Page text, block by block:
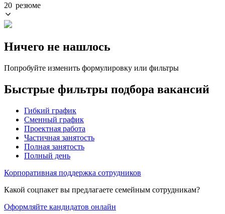
20 резюме
Ничего не нашлось
Попробуйте изменить формулировку или фильтры
Быстрые фильтры подбора вакансий
Гибкий график
Сменный график
Проектная работа
Частичная занятость
Полная занятость
Полный день
Корпоративная поддержка сотрудников
Какой соцпакет вы предлагаете семейным сотрудникам?
Оформляйте кандидатов онлайн